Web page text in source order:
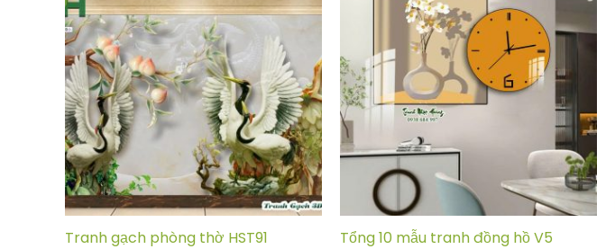
Tranh gạch phòng thờ HST91 Tổng 10 mẫu tranh đồng hồ V5